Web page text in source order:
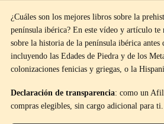
¿Cuáles son los mejores libros sobre la
península ibérica? En este vídeo y artículo te
sobre la historia de la península ibérica antes
incluyendo las Edades de Piedra y de los
colonizaciones fenicias y griegas, o la
Declaración de transparencia: como un
compras elegibles, sin cargo adicional para ti.